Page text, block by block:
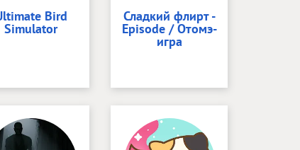
Bird
Simulator
Сладкий флирт -
Episode / Отомэ-
игра